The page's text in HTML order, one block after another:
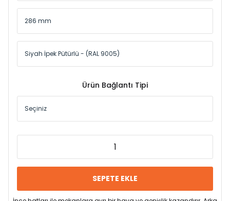
Ürün Bağlantı Tipi
SEPETE EKLE